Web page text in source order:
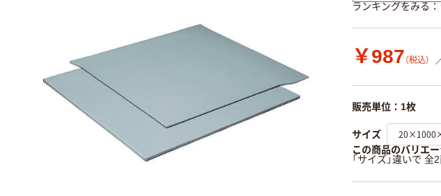
ランキングをみる
￥987 （税込）
販売単位：1枚
サイズ
この商品のバリエ
「サイズ」違いで 全